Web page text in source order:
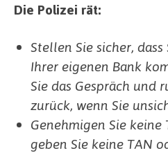
Die Polizei rät:
Stellen Sie sicher,
Ihrer eigenen Bank
Sie das Gespräch und
zurück, wenn Sie
Genehmigen Sie
geben Sie keine TAN